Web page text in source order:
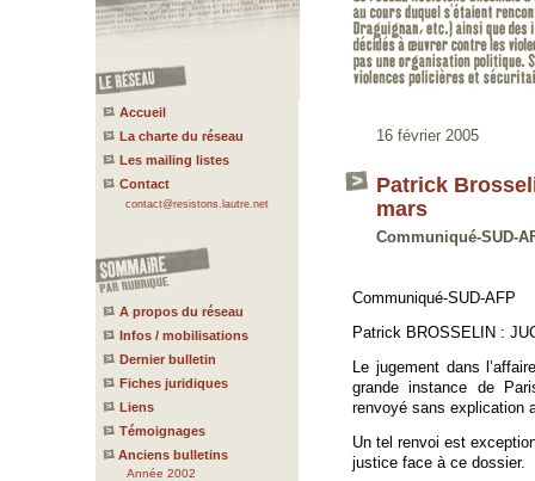
Accueil
La charte du réseau
Les mailing listes
Contact
contact@resistons.lautre.net
A propos du réseau
Infos / mobilisations
Dernier bulletin
Fiches juridiques
Liens
Témoignages
Anciens bulletins
Année 2002
16 février 2005
Patrick
mars
Communiqué-SUD-
Communiqué-SUD-AFP
Patrick BROSSELIN :
Le jugement dans
grande instance de
renvoyé sans explication
Un tel renvoi est
justice face à ce dossier.